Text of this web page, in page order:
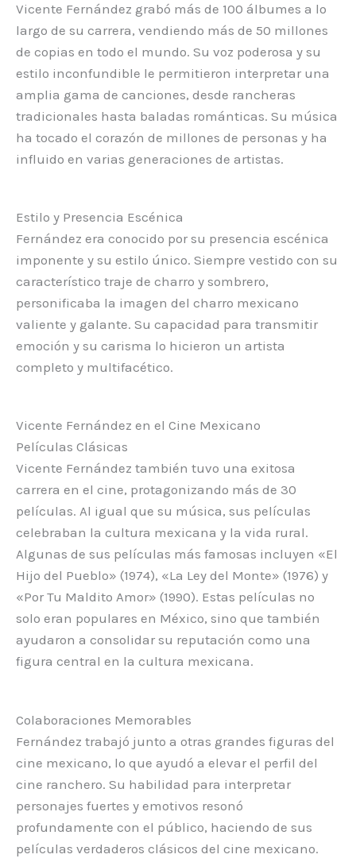
Vicente Fernández grabó más de 100 álbumes a lo
largo de su carrera, vendiendo más de 50 millones
de copias en todo el mundo. Su voz poderosa y su
estilo inconfundible le permitieron interpretar una
amplia gama de canciones, desde rancheras
tradicionales hasta baladas románticas. Su música
ha tocado el corazón de millones de personas y ha
influido en varias generaciones de artistas.
Estilo y Presencia Escénica
Fernández era conocido por su presencia escénica
imponente y su estilo único. Siempre vestido con su
característico traje de charro y sombrero,
personificaba la imagen del charro mexicano
valiente y galante. Su capacidad para transmitir
emoción y su carisma lo hicieron un artista
completo y multifacético.
Vicente Fernández en el Cine Mexicano
Películas Clásicas
Vicente Fernández también tuvo una exitosa
carrera en el cine, protagonizando más de 30
películas. Al igual que su música, sus películas
celebraban la cultura mexicana y la vida rural.
Algunas de sus películas más famosas incluyen «El
Hijo del Pueblo» (1974), «La Ley del Monte» (1976) y
«Por Tu Maldito Amor» (1990). Estas películas no
solo eran populares en México, sino que también
ayudaron a consolidar su reputación como una
figura central en la cultura mexicana.
Colaboraciones Memorables
Fernández trabajó junto a otras grandes figuras del
cine mexicano, lo que ayudó a elevar el perfil del
cine ranchero. Su habilidad para interpretar
personajes fuertes y emotivos resonó
profundamente con el público, haciendo de sus
películas verdaderos clásicos del cine mexicano.